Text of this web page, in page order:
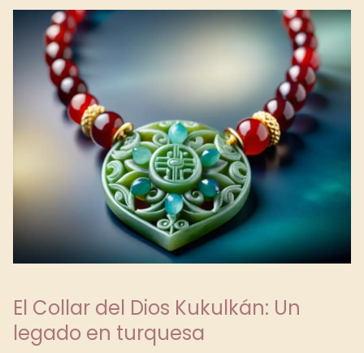
El Collar del Dios Kukulkán: Un
legado en turquesa